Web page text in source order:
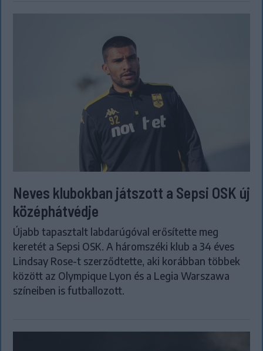
Neves klubokban játszott a Sepsi OSK új
középhátvédje
Újabb tapasztalt labdarúgóval erősítette meg
keretét a Sepsi OSK. A háromszéki klub a 34 éves
Lindsay Rose-t szerződtette, aki korábban többek
között az Olympique Lyon és a Legia Warszawa
színeiben is futballozott.